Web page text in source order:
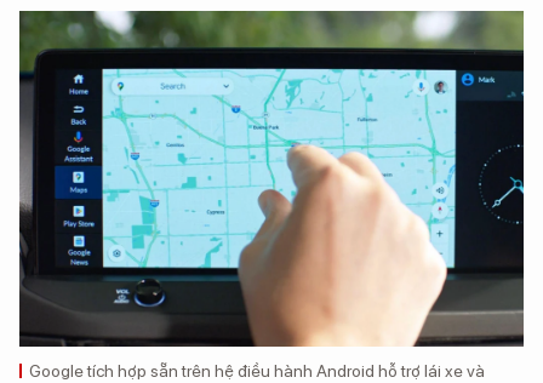
Google tích hợp sẵn trên hệ điều hành Android hỗ trợ lái xe và